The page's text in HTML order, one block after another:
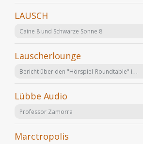
LAUSCH
Caine 8 und Schwarze Sonne 8
Lauscherlounge
Bericht über den "Hörspiel-Roundtable" im Lauschermagazin
Lübbe Audio
Professor Zamorra
Marctropolis